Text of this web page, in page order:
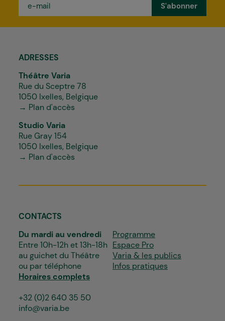
mail
ADRESSES
Théâtre Varia
Rue du Sceptre 78
1050 Ixelles, Belgique
→ Plan d'accès
Studio Varia
Rue Gray 154
1050 Ixelles, Belgique
→ Plan d'accès
CONTACTS
Du mardi au vendredi
Entre 10h-12h et 13h-18h
au guichet du Théâtre
ou par téléphone
Horaires complets
+32 (0)2 640 35 50
info@varia.be
Programme
Espace Pro
Varia & les publics
Infos pratiques